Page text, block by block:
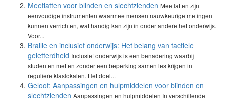
Meetlatten voor blinden en slechtzienden Meetlatten zijn
eenvoudige instrumenten waarmee mensen nauwkeurige metingen
kunnen verrichten, wat handig kan zijn in onder andere het onderwijs.
Voor...
Braille en inclusief onderwijs: Het belang van tactiele
geletterdheid Inclusief onderwijs is een benadering waarbij
studenten met en zonder een beperking samen les krijgen in
reguliere klaslokalen. Het doel...
Geloof: Aanpassingen en hulpmiddelen voor blinden en
slechtzienden Aanpassingen en hulpmiddelen In verschillende